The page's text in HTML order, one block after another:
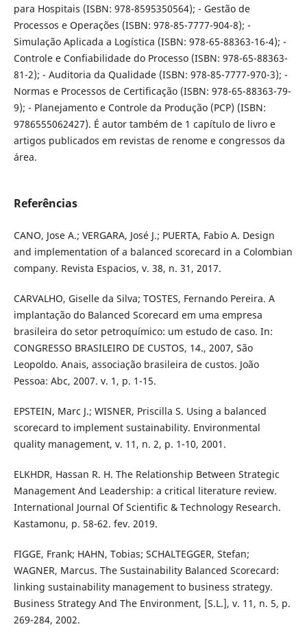
para Hospitais (ISBN: 978-8595350564); - Gestão de
Processos e Operações (ISBN: 978-85-7777-904-8); -
Simulação Aplicada a Logística (ISBN: 978-65-88363-16-4); -
Controle e Confiabilidade do Processo (ISBN: 978-65-88363-
81-2); - Auditoria da Qualidade (ISBN: 978-85-7777-970-3); -
Normas e Processos de Certificação (ISBN: 978-65-88363-79-
9); - Planejamento e Controle da Produção (PCP) (ISBN:
9786555062427). É autor também de 1 capítulo de livro e
artigos publicados em revistas de renome e congressos da
área.
Referências
CANO, Jose A.; VERGARA, José J.; PUERTA, Fabio A. Design
and implementation of a balanced scorecard in a Colombian
company. Revista Espacios, v. 38, n. 31, 2017.
CARVALHO, Giselle da Silva; TOSTES, Fernando Pereira. A
implantação do Balanced Scorecard em uma empresa
brasileira do setor petroquímico: um estudo de caso. In:
CONGRESSO BRASILEIRO DE CUSTOS, 14., 2007, São
Leopoldo. Anais, associação brasileira de custos. João
Pessoa: Abc, 2007. v. 1, p. 1-15.
EPSTEIN, Marc J.; WISNER, Priscilla S. Using a balanced
scorecard to implement sustainability. Environmental
quality management, v. 11, n. 2, p. 1-10, 2001.
ELKHDR, Hassan R. H. The Relationship Between Strategic
Management And Leadership: a critical literature review.
International Journal Of Scientific & Technology Research.
Kastamonu, p. 58-62. fev. 2019.
FIGGE, Frank; HAHN, Tobias; SCHALTEGGER, Stefan;
WAGNER, Marcus. The Sustainability Balanced Scorecard:
linking sustainability management to business strategy.
Business Strategy And The Environment, [S.L.], v. 11, n. 5, p.
269-284, 2002.